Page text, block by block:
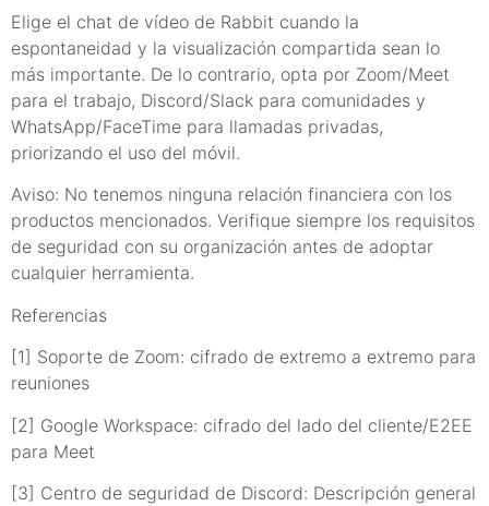
Elige el chat de vídeo de Rabbit cuando la
espontaneidad y la visualización compartida sean lo
más importante. De lo contrario, opta por Zoom/Meet
para el trabajo, Discord/Slack para comunidades y
WhatsApp/FaceTime para llamadas privadas,
priorizando el uso del móvil.
Aviso: No tenemos ninguna relación financiera con los
productos mencionados. Verifique siempre los requisitos
de seguridad con su organización antes de adoptar
cualquier herramienta.
Referencias
[1] Soporte de Zoom: cifrado de extremo a extremo para
reuniones
[2] Google Workspace: cifrado del lado del cliente/E2EE
para Meet
[3] Centro de seguridad de Discord: Descripción general